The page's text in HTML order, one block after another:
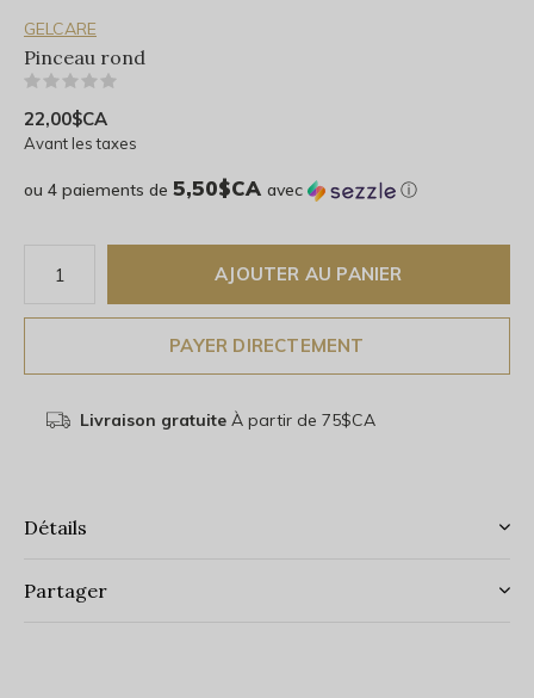
GELCARE
Pinceau rond
22,00$CA
Avant les taxes
ou 4 paiements de 5,50$CA avec ⓘ
AJOUTER AU PANIER
PAYER DIRECTEMENT
Livraison gratuiteÀ partir de 75$CA
Détails
Partager